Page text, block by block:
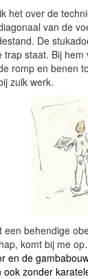
het over de
van de
De
trap staat. Bij
romp en benen
zulk werk.
een behendige
komt bij me op.
en de
ook zonder